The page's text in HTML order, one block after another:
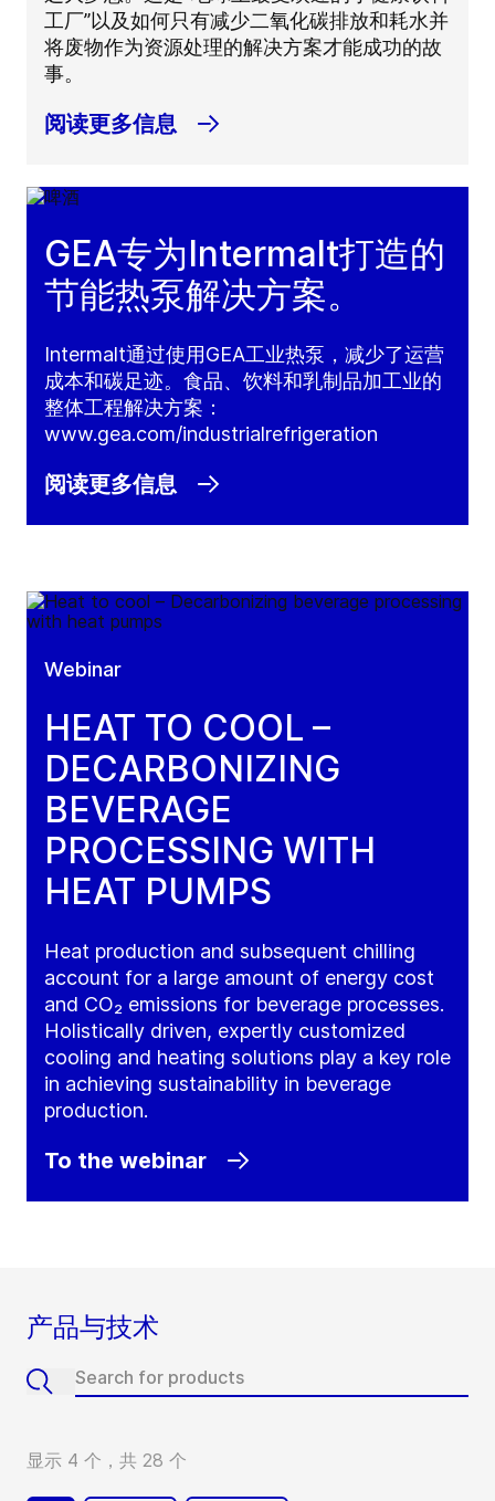
工厂”以及如何只有减少二氧化碳排放和耗水并
将废物作为资源处理的解决方案才能成功的故
事。
阅读更多信息
GEA专为Intermalt打造的
节能热泵解决方案。
Intermalt通过使用GEA工业热泵，减少了运营
成本和碳足迹。食品、饮料和乳制品加工业的
整体工程解决方案：
www.gea.com/industrialrefrigeration
阅读更多信息
Webinar
HEAT TO COOL –
DECARBONIZING
BEVERAGE
PROCESSING WITH
HEAT PUMPS
Heat production and subsequent chilling
account for a large amount of energy cost
and CO₂ emissions for beverage processes.
Holistically driven, expertly customized
cooling and heating solutions play a key role
in achieving sustainability in beverage
production.
To the webinar
产品与技术
显示 4 个，共 28 个